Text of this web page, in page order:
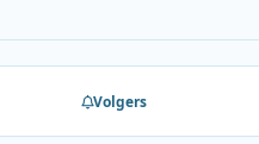
Volgers